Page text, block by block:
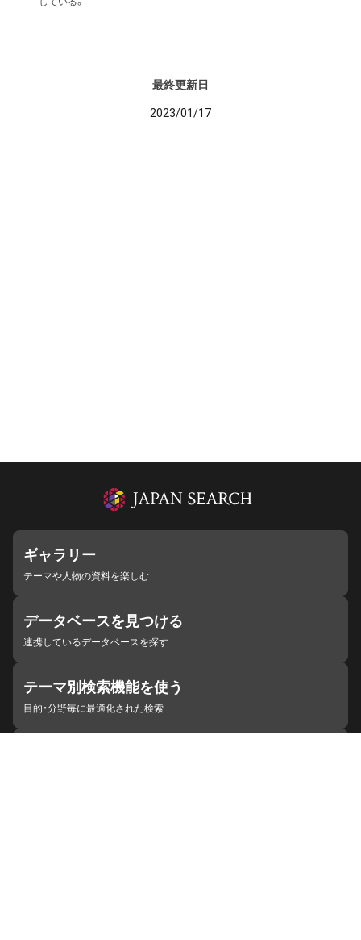
最終更新日
2023/01/17
ギャラリー
テーマや人物の資料を楽しむ
データベースを見つける
連携しているデータベースを探す
テーマ別検索機能を使う
目的・分野毎に最適化された検索